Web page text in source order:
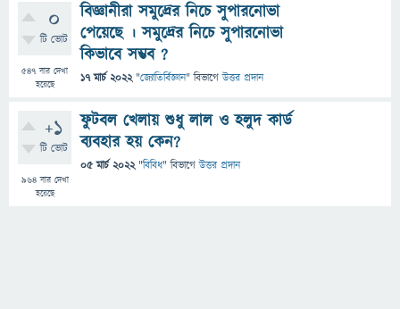
0
টি ভোট
547 বার দেখা
হয়েছে
বিজ্ঞানীরা সমুদ্রের নিচে সুপারনোভা
পেয়েছে । সমুদ্রের নিচে সুপারনোভা
কিভাবে সম্ভব ?
17 মার্চ 2022 "জ্যোতির্বিজ্ঞান" বিভাগে উত্তর প্রদান
+1
টি ভোট
964বার দেখা
হয়েছে
ফুটবল খেলায় শুধু লাল ও হলুদ কার্ড
ব্যবহার হয় কেন?
05 মার্চ 2022 "বিবিধ" বিভাগে উত্তর প্রদান